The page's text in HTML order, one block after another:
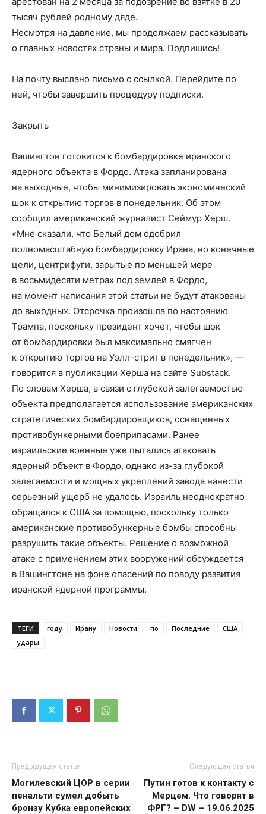
тысяч рублей родному дяде.
Несмотря на давление, мы продолжаем рассказывать
о главных новостях страны и мира. Подпишись!
На почту выслано письмо с ссылкой. Перейдите по
ней, чтобы завершить процедуру подписки.
Закрыть
Вашингтон готовится к бомбардировке иранского
ядерного объекта в Фордо. Атака запланирована
на выходные, чтобы минимизировать экономический
шок к открытию торгов в понедельник. Об этом
сообщил американский журналист Сеймур Херш.
«Мне сказали, что Белый дом одобрил
полномасштабную бомбардировку Ирана, но конечные
цели, центрифуги, зарытые по меньшей мере
в восьмидесяти метрах под землей в Фордо,
на момент написания этой статьи не будут атакованы
до выходных. Отсрочка произошла по настоянию
Трампа, поскольку президент хочет, чтобы шок
от бомбардировки был максимально смягчен
к открытию торгов на Уолл-стрит в понедельник», —
говорится в публикации Херша на сайте Substack.
По словам Херша, в связи с глубокой залегаемостью
объекта предполагается использование американских
стратегических бомбардировщиков, оснащенных
противобункерными боеприпасами. Ранее
израильские военные уже пытались атаковать
ядерный объект в Фордо, однако из-за глубокой
залегаемости и мощных укреплений завода нанести
серьезный ущерб не удалось. Израиль неоднократно
обращался к США за помощью, поскольку только
американские противобункерные бомбы способны
разрушить такие объекты. Решение о возможной
атаке с применением этих вооружений обсуждается
в Вашингтоне на фоне опасений по поводу развития
иранской ядерной программы.
ТЕГИ году Ирану Новости по Последние
США
удары
Предыдущая статья
Могилевский ЦОР в серии
пенальти сумел добыть
бронзу Кубка европейских
Следующая статья
Путин готов к контакту с
Мерцем. Что говорят в
ФРГ? – DW – 19.06.2025